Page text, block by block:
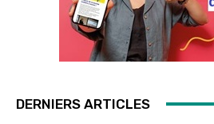
DERNIERS ARTICLES